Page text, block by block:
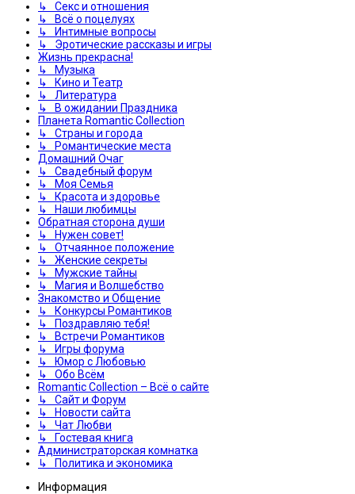
↳ Секс и отношения
↳ Всё о поцелуях
↳ Интимные вопросы
↳ Эротические рассказы и игры
Жизнь прекрасна!
↳ Музыка
↳ Кино и Театр
↳ Литература
↳ В ожидании Праздника
Планета Romantic Collection
↳ Страны и города
↳ Романтические места
Домашний Очаг
↳ Свадебный форум
↳ Моя Семья
↳ Красота и здоровье
↳ Наши любимцы
Обратная сторона души
↳ Нужен совет!
↳ Отчаянное положение
↳ Женские секреты
↳ Мужские тайны
↳ Магия и Волшебство
Знакомство и Общение
↳ Конкурсы Романтиков
↳ Поздравляю тебя!
↳ Встречи Романтиков
↳ Игры форума
↳ Юмор с Любовью
↳ Обо Всём
Romantic Collection – Всё о сайте
↳ Сайт и Форум
↳ Новости сайта
↳ Чат Любви
↳ Гостевая книга
Администраторская комнатка
↳ Политика и экономика
Информация